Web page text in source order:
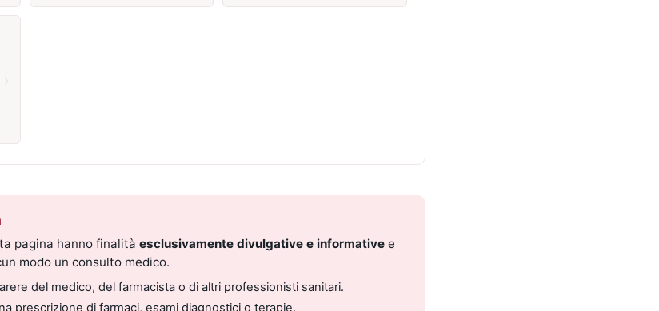
pagina hanno finalità esclusivamente divulgative e informative e
modo un consulto medico.
del medico, del farmacista o di altri professionisti sanitari.